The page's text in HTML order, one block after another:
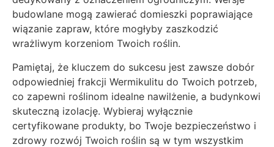
budowlane mogą zawierać domieszki poprawiające
wiązanie zapraw, które mogłyby zaszkodzić
wrażliwym korzeniom Twoich roślin.
Pamiętaj, że kluczem do sukcesu jest zawsze dobór
odpowiedniej frakcji Wermikulitu do Twoich potrzeb,
co zapewni roślinom idealne nawilżenie, a budynkowi
skuteczną izolację. Wybieraj wyłącznie
certyfikowane produkty, bo Twoje bezpieczeństwo i
zdrowy rozwój Twoich roślin są w tym wszystkim